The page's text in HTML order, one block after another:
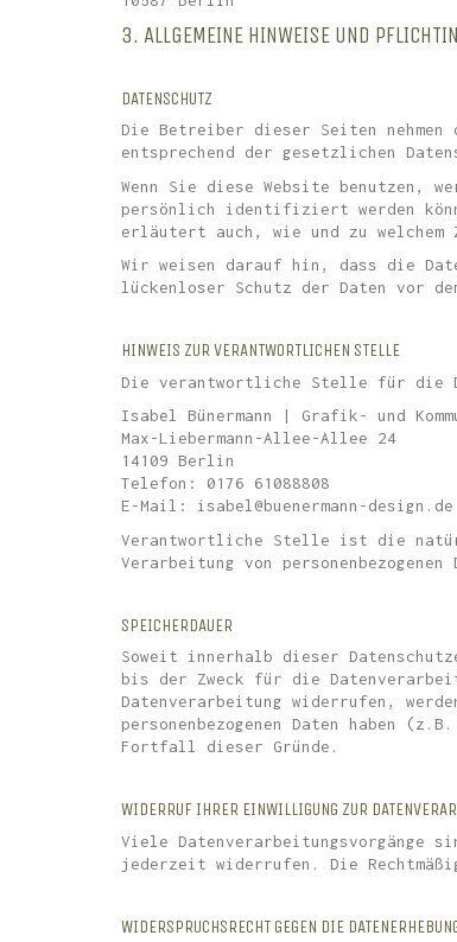
3. ALLGEMEINE HINWEISE UND
DATENSCHUTZ
Die Betreiber dieser Seiten
entsprechend der gesetzlichen
Wenn Sie diese Website benutzen,
persönlich identifiziert werden
erläutert auch, wie und zu welchem
Wir weisen darauf hin, dass die
lückenloser Schutz der Daten vor
HINWEIS ZUR VERANTWORTLICHEN STELLE
Die verantwortliche Stelle für die
Isabel Bünermann | Grafik- und
Max-Liebermann-Allee-Allee 24
14109 Berlin
Telefon: 0176 61088808
E-Mail: isabel@buenermann-design.de
Verantwortliche Stelle ist die
Verarbeitung von
SPEICHERDAUER
Soweit innerhalb dieser
bis der Zweck für die
Datenverarbeitung widerrufen,
personenbezogenen Daten haben
Fortfall dieser Gründe.
WIDERRUF IHRER EINWILLIGUNG ZUR
Viele
jederzeit widerrufen. Die
WIDERSPRUCHSRECHT GEGEN DIE